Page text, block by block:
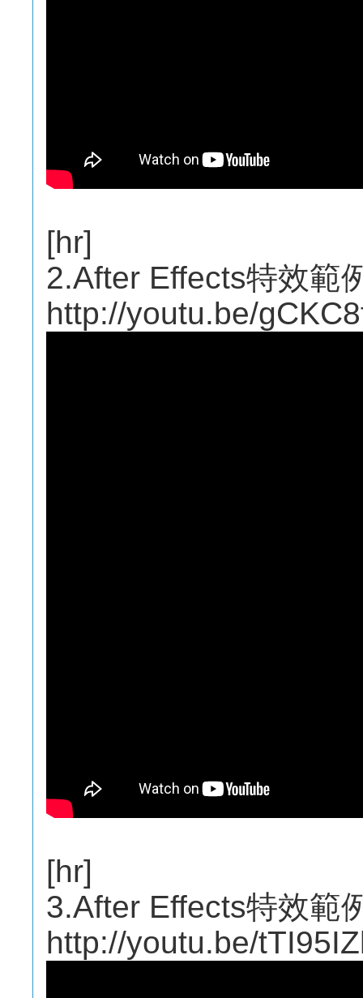
[hr]
2.After Effects特效範
http://youtu.be/
[hr]
3.After Effects特效範
http://youtu.be/